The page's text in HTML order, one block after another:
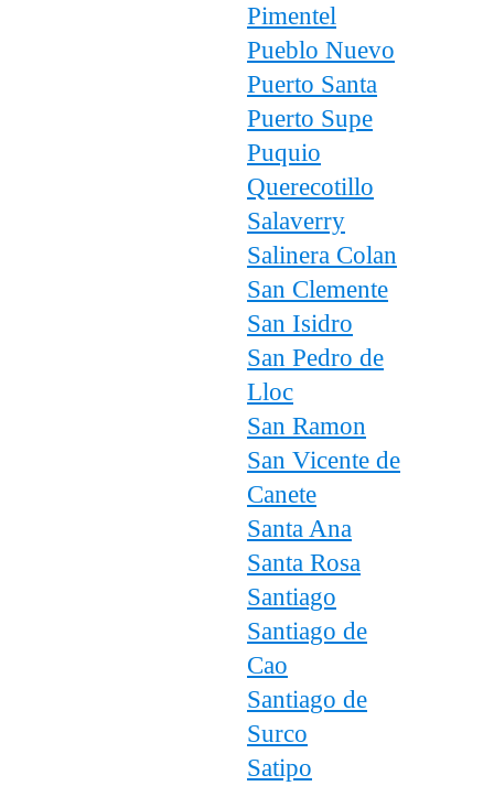
Pimentel
Pueblo Nuevo
Puerto Santa
Puerto Supe
Puquio
Querecotillo
Salaverry
Salinera Colan
San Clemente
San Isidro
San Pedro de
Lloc
San Ramon
San Vicente de
Canete
Santa Ana
Santa Rosa
Santiago
Santiago de
Cao
Santiago de
Surco
Satipo